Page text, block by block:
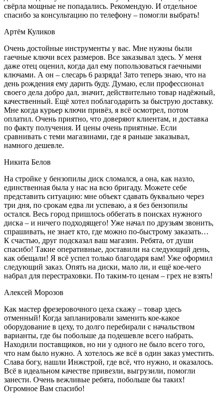
свёрла мощные не попадались. Рекомендую. И отдельное
спасибо за консультацию по телефону – помогли выбрать!
Артём Куликов
Очень достойные инструменты у вас. Мне нужны были
гаечные ключи всех размеров. Все заказывал здесь. У меня
даже отец оценил, когда дал ему попользоваться гаечными
ключами. А он – слесарь 6 разряда! Зато теперь знаю, что на
день рождения ему дарить буду. Думаю, если профессионал
своего дела добро дал, значит, действительно товар надёжный,
качественный. Ещё хотел поблагодарить за быструю доставку.
Мне когда курьер ключи привёз, я всё осмотрел, потом
оплатил. Очень приятно, что доверяют клиентам, и доставка
по факту получения. И цены очень приятные. Если
сравнивать с теми магазинами, где я раньше заказывал,
намного дешевле.
Никита Белов
На стройке у бензопилы диск сломался, а она, как назло,
единственная была у нас на всю бригаду. Можете себе
представить ситуацию: мне объект сдавать буквально через
три дня, по срокам едва ли успеваю, а я без бензопилы
остался. Весь город пришлось оббегать в поисках нужного
диска – и ничего подходящего! Уже начал по друзьям звонить,
спрашивать, не знает кто, где можно по-быстрому заказать…
К счастью, друг подсказал ваш магазин. Ребята, от души
спасибо! Такие оперативные, доставили на следующий день,
как обещали! Я всё успел только благодаря вам! Уже оформил
следующий заказ. Опять на диски, мало ли, и ещё кое-чего
набрал для перестраховки. По таким-то ценам – грех не взять!
Алексей Морозов
Как мастер фрезеровочного цеха скажу – товар здесь
отменный! Когда запланировали заменить кое-какое
оборудование в цеху, то долго перебирали с начальством
варианты, где бы побольше да подешевле всего набрать.
Находили поставщиков, но ни у одного не было всего того,
что нам было нужно. А хотелось же всё в один заказ уместить.
Слава богу, нашли Инжстрой, где всё, что нужно, и оказалось.
Всё в идеальном качестве привезли, выгрузили, помогли
занести. Очень вежливые ребята, побольше бы таких!
Огромное Вам спасибо!